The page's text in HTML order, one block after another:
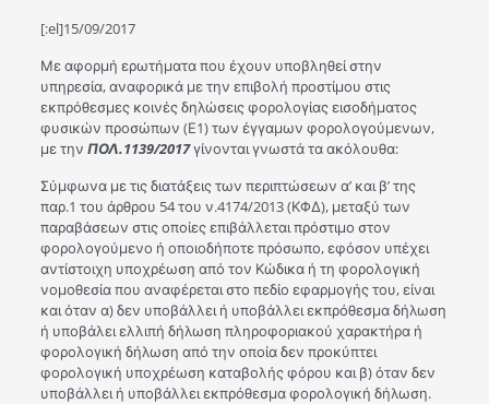
[:el]15/09/2017
Με αφορμή ερωτήματα που έχουν υποβληθεί στην
υπηρεσία, αναφορικά με την επιβολή προστίμου στις
εκπρόθεσμες κοινές δηλώσεις φορολογίας εισοδήματος
φυσικών προσώπων (Ε1) των έγγαμων φορολογούμενων,
με την ΠΟΛ.1139/2017γίνονται γνωστά τα ακόλουθα:
Σύμφωνα με τις διατάξεις των περιπτώσεων α’ και β’ της
παρ.1 του άρθρου 54 του ν.4174/2013 (ΚΦΔ), μεταξύ των
παραβάσεων στις οποίες επιβάλλεται πρόστιμο στον
φορολογούμενο ή οποιοδήποτε πρόσωπο, εφόσον υπέχει
αντίστοιχη υποχρέωση από τον Κώδικα ή τη φορολογική
νομοθεσία που αναφέρεται στο πεδίο εφαρμογής του, είναι
και όταν α) δεν υποβάλλει ή υποβάλλει εκπρόθεσμα δήλωση
ή υποβάλει ελλιπή δήλωση πληροφοριακού χαρακτήρα ή
φορολογική δήλωση από την οποία δεν προκύπτει
φορολογική υποχρέωση καταβολής φόρου και β) όταν δεν
υποβάλλει ή υποβάλλει εκπρόθεσμα φορολογική δήλωση.